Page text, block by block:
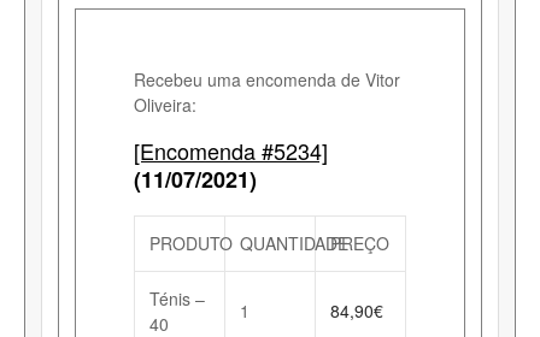
Recebeu uma encomenda de Vitor
Oliveira:
[Encomenda #5234]
(11/07/2021)
PRODUTO QUANTIDADEPREÇO
Ténis –
40
1 84,90€